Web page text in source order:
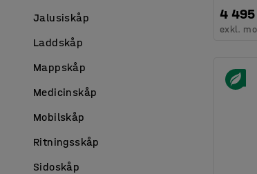
4
exkl.
Jalusiskåp
Laddskåp
Mappskåp
Medicinskåp
Mobilskåp
Ritningsskåp
Sidoskåp